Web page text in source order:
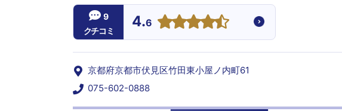
9
クチコミ
4.6
京都府京都市伏見区竹田東小屋ノ内町61
075-602-0888